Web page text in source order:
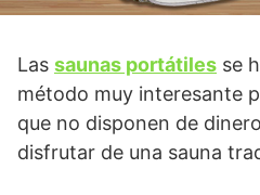
Las saunas portátiles se
método muy interesante
que no disponen de
disfrutar de una sauna